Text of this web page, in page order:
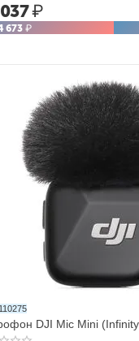
₽
673 ₽
110275
DJI Mic Mini